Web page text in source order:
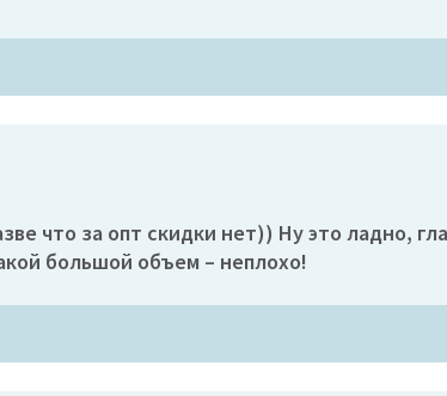
что за опт скидки нет)) Ну это ладно,
большой объем – неплохо!